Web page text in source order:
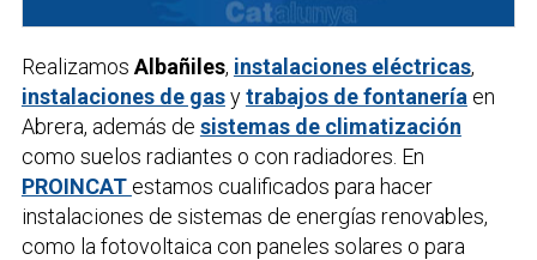
Realizamos Albañiles, instalaciones eléctricas,
instalaciones de gasytrabajos de fontanería en
Abrera, además de sistemas de climatización
como suelos radiantes o con radiadores. En
PROINCAT estamos cualificados para hacer
instalaciones de sistemas de energías renovables,
como la fotovoltaica con paneles solares o para